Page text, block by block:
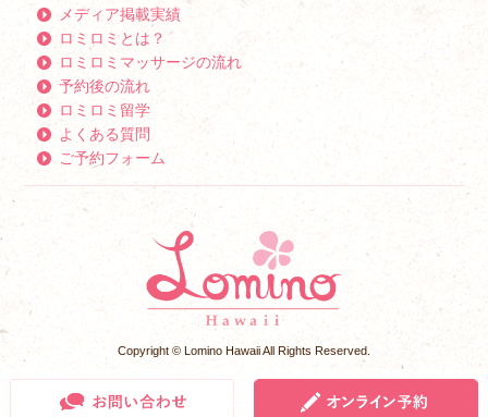
メディア掲載実績
ロミロミとは？
ロミロミマッサージの流れ
予約後の流れ
ロミロミ留学
よくある質問
ご予約フォーム
Copyright © Lomino Hawaii All Rights Reserved.